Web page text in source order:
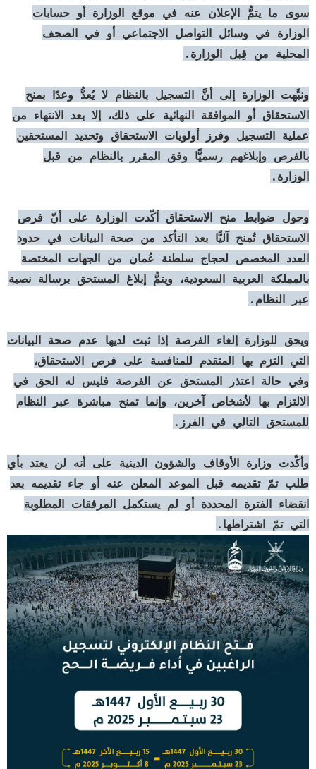
سوى ما يتمُّ الإعلان عنه في موقع الوزارة أو حسابات
الوزارة في وسائل التواصل الاجتماعي أو في الصحف
المحلية من قِبل الوزارة.
ونبَّهت الوزارة إلى أنَّ التسجيل بالنظام لا يُعدُّ وعدًا بمنح
الاستحقاق أو الموافقة النهائية على ذلك، إلا بعد الانتهاء من
عملية التسجيل وفرز أولويات الاستحقاق وتحديد المستحقين
بالفرص وإبلاغهم رسميًّا وفق المقرر بالنظام من قبل
الوزارة.
وحول ضوابط منح الاستحقاق أكّدت الوزارة على أنّ فرص
الاستحقاق تُمنح آليًّا بعد التأكد من صحة البيانات في حدود
العدد المخصص لحجاج سلطنة عُمان من الجهات المختصة
بالمملكة العربية السعودية، ويتمُّ إبلاغ المستحق برسالة نصية
عبر النظام.
ويحق للوزارة إلغاء الفرصة إذا ثبت لديها عدم صحة البيانات
التي التزم بها المتقدم للمنافسة على فرص الاستحقاق،
وفي حالة اعتذر المستحق عن الفرصة فليس له الحق في
الالتزام بها لأشخاص آخرين، وإنما تمنح مباشرة عبر النظام
للمستحق التالي في الفرز.
وأكّدت وزارة الأوقاف والشؤون الدينية على أنه لن يعتد بأي
طلب تمّ تقديمه قبل الموعد المعلن عنه أو جاء تقديمه بعد
انقضاء الفترة المحددة أو لم يستكمل المرفقات المطلوبة
التي تمّ اشتراطها.